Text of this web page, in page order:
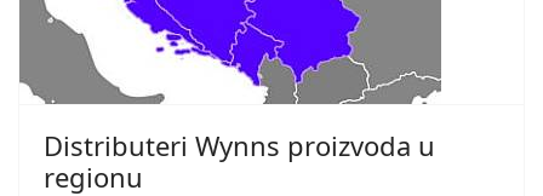
Distributeri Wynns proizvoda u
regionu